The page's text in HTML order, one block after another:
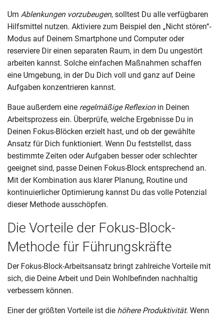
Um Ablenkungen vorzubeugen, solltest Du alle verfügbaren
Hilfsmittel nutzen. Aktiviere zum Beispiel den „Nicht stören“-
Modus auf Deinem Smartphone und Computer oder
reserviere Dir einen separaten Raum, in dem Du ungestört
arbeiten kannst. Solche einfachen Maßnahmen schaffen
eine Umgebung, in der Du Dich voll und ganz auf Deine
Aufgaben konzentrieren kannst.
Baue außerdem eine regelmäßige Reflexionin Deinen
Arbeitsprozess ein. Überprüfe, welche Ergebnisse Du in
Deinen Fokus-Blöcken erzielt hast, und ob der gewählte
Ansatz für Dich funktioniert. Wenn Du feststellst, dass
bestimmte Zeiten oder Aufgaben besser oder schlechter
geeignet sind, passe Deinen Fokus-Block entsprechend an.
Mit der Kombination aus klarer Planung, Routine und
kontinuierlicher Optimierung kannst Du das volle Potenzial
dieser Methode ausschöpfen.
Die Vorteile der Fokus-Block-
Methode für Führungskräfte
Der Fokus-Block-Arbeitsansatz bringt zahlreiche Vorteile mit
sich, die Deine Arbeit und Dein Wohlbefinden nachhaltig
verbessern können.
Einer der größten Vorteile ist die höhere Produktivität. Wenn